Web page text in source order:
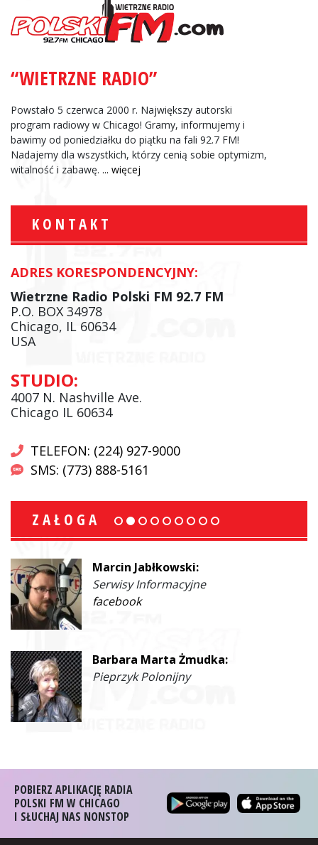
“WIETRZNE RADIO”
Powstało 5 czerwca 2000 r. Największy autorski
program radiowy w Chicago! Gramy, informujemy i
bawimy od poniedziałku do piątku na fali 92.7 FM!
Nadajemy dla wszystkich, którzy cenią sobie optymizm,
witalność i zabawę. ... więcej
KONTAKT
ADRES KORESPONDENCYJNY:
Wietrzne Radio Polski FM 92.7 FM
P.O. BOX 34978
Chicago, IL 60634
USA
STUDIO:
4007 N. Nashville Ave.
Chicago IL 60634
TELEFON: (224) 927-9000
SMS: (773) 888-5161
ZAŁOGA
Marcin Jabłkowski:
Serwisy Informacyjne
facebook
Barbara Marta Żmudka:
Pieprzyk Polonijny
POBIERZ APLIKACJĘ RADIA
POLSKI FM W CHICAGO
I SŁUCHAJ NAS NONSTOP